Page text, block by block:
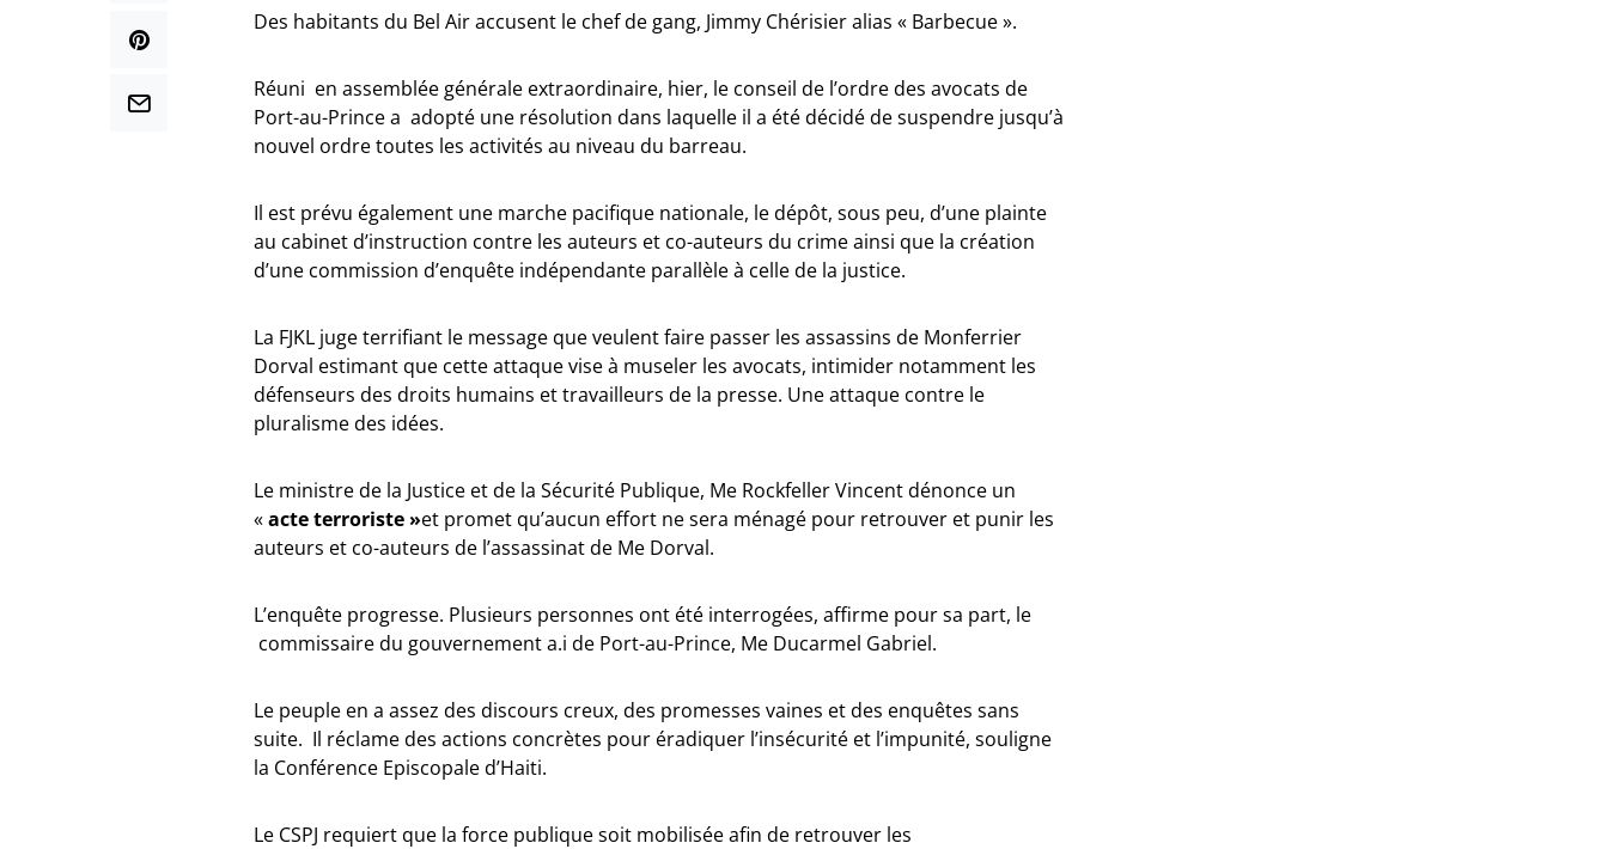
Des habitants du Bel Air accusent le chef de gang, Jimmy Chérisier alias « Barbecue ».
Réuni en assemblée générale extraordinaire, hier, le conseil de l’ordre des avocats de
Port-au-Prince a adopté une résolution dans laquelle il a été décidé de suspendre jusqu’à
nouvel ordre toutes les activités au niveau du barreau.
Il est prévu également une marche pacifique nationale, le dépôt, sous peu, d’une plainte
au cabinet d’instruction contre les auteurs et co-auteurs du crime ainsi que la création
d’une commission d’enquête indépendante parallèle à celle de la justice.
La FJKL juge terrifiant le message que veulent faire passer les assassins de Monferrier
Dorval estimant que cette attaque vise à museler les avocats, intimider notamment les
défenseurs des droits humains et travailleurs de la presse. Une attaque contre le
pluralisme des idées.
Le ministre de la Justice et de la Sécurité Publique, Me Rockfeller Vincent dénonce un
«acte terroriste »et promet qu’aucun effort ne sera ménagé pour retrouver et punir les
auteurs et co-auteurs de l’assassinat de Me Dorval.
L’enquête progresse. Plusieurs personnes ont été interrogées, affirme pour sa part, le
commissaire du gouvernement a.i de Port-au-Prince, Me Ducarmel Gabriel.
Le peuple en a assez des discours creux, des promesses vaines et des enquêtes sans
suite. Il réclame des actions concrètes pour éradiquer l’insécurité et l’impunité, souligne
la Conférence Episcopale d’Haiti.
Le CSPJ requiert que la force publique soit mobilisée afin de retrouver les